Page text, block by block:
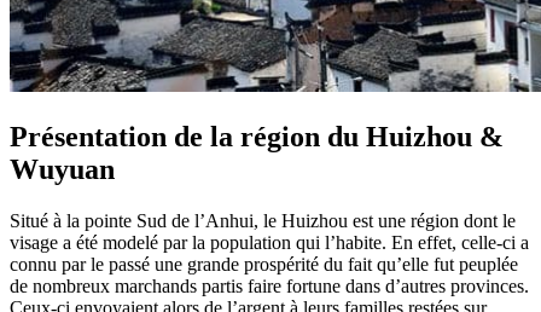
Présentation de la région du Huizhou &
Wuyuan
Situé à la pointe Sud de l’Anhui, le Huizhou est une région dont le
visage a été modelé par la population qui l’habite. En effet, celle-ci a
connu par le passé une grande prospérité du fait qu’elle fut peuplée
de nombreux marchands partis faire fortune dans d’autres provinces.
Ceux-ci envoyaient alors de l’argent à leurs familles restées sur